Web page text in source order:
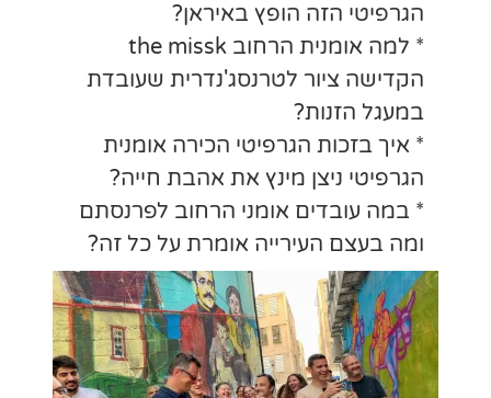
שעובדת
אומנית
חייה?
לפרנסתם
על כל זה?